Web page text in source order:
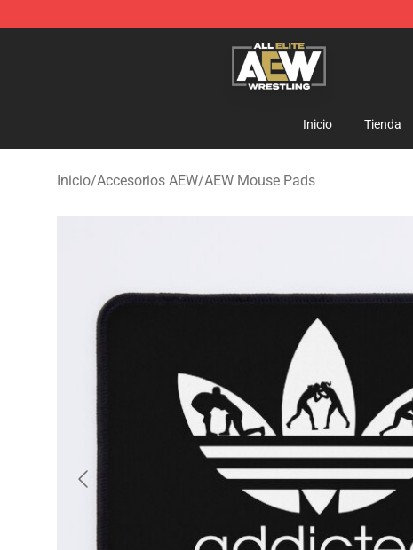
Aew Shop ⚡️ Official Aew Merchandise Store
Inicio Tienda
Inicio/Accesorios AEW/AEW Mouse Pads